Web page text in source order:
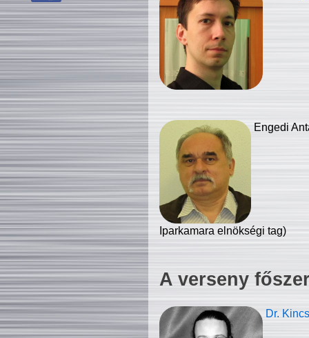
Engedi
Iparkamara elnökségi tag)
A verseny
Dr.